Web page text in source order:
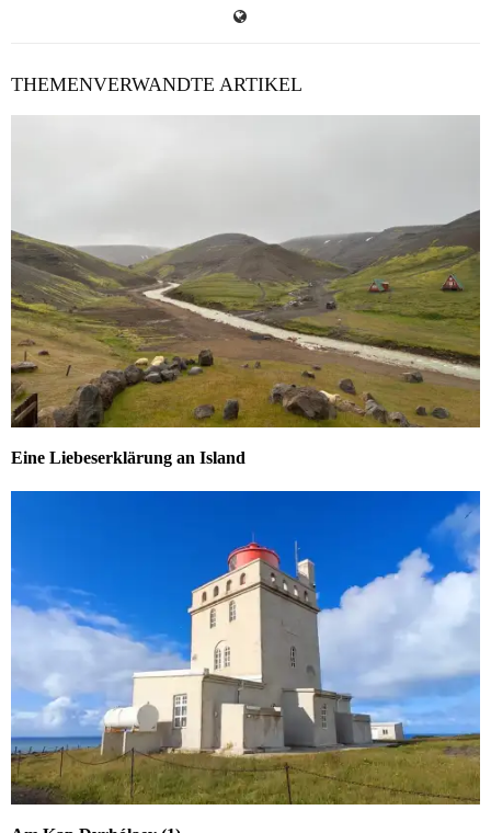
THEMENVERWANDTE ARTIKEL
Eine Liebeserklärung an Island